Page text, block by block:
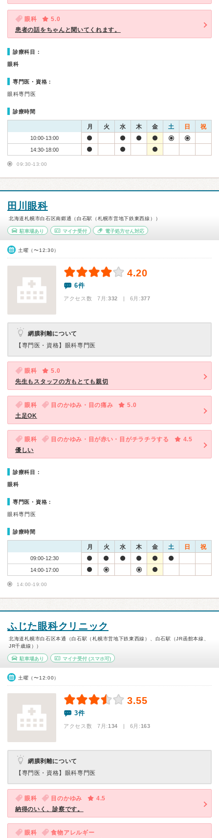
眼科
5.0
患者の話をちゃんと聞いてくれます。
診療科目：
眼科
専門医・資格：
眼科専門医
診療時間
月 火 水 木 金 土 日 祝
10:00-13:00
14:30-18:00
09:30-13:00
田川眼科
北海道札幌市白石区南郷通（白石駅（札幌市営地下鉄東西線））
駐車場あり マイナ受付 電子処方せん対応
土曜（〜12:30）
4.20
6件
アクセス数 7月:332 | 6月:377
網膜剥離について
【専門医・資格】 眼科専門医
眼科
5.0
先生もスタッフの方もとても親切
眼科 目のかゆみ・目の痛み
5.0
土足OK
眼科 目のかゆみ・目が赤い・目がチラチラする
4.5
優しい
診療科目：
眼科
専門医・資格：
眼科専門医
診療時間
月 火 水 木 金 土 日 祝
09:00-12:30
14:00-17:00
14:00-19:00
ふじた眼科クリニック
北海道札幌市白石区本通（白石駅（札幌市営地下鉄東西線）、白石駅（JR函館本線、
JR千歳線））
駐車場あり マイナ受付(スマホ可)
土曜（〜12:00）
3.55
3件
アクセス数 7月:134 | 6月:163
網膜剥離について
【専門医・資格】 眼科専門医
眼科 目のかゆみ
4.5
納得のいく、診察です。
眼科
食物アレルギー